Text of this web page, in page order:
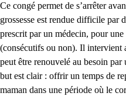
Ce congé permet de s’arrêter
grossesse est rendue difficile par
prescrit par un médecin, pour
(consécutifs ou non). Il intervient
peut être renouvelé au besoin
but est clair : offrir un temps de
maman dans une période où le